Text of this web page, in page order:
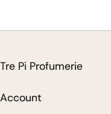
Tre Pi Profumerie
Account